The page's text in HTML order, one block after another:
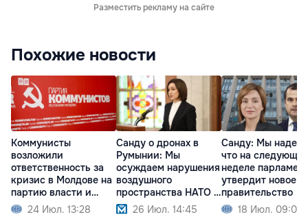
Разместить рекламу на сайте
Похожие новости
Коммунисты
возложили
ответственность за
кризис в Молдове на
партию власти и
Санду24 Июл. 13:28
Санду о дронах в
Румынии: Мы
осуждаем нарушения
воздушного
пространства НАТО и
ЕС 26 Июл. 14:45
Санду: Мы
что на
неделе парламент
утвердит новое
правительство
18 Июл. 09:02